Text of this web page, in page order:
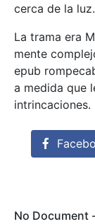
cerca de la luz.
La trama era
mente
epub
a medida que
intrincaciones.
No Document